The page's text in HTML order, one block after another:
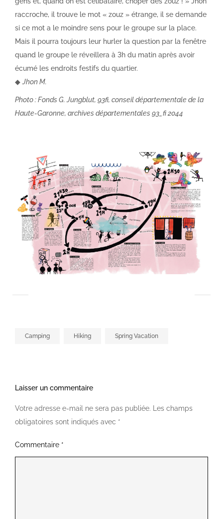
raccroche, il trouve le mot « zouz » étrange, il se demande
si ce mot a le moindre sens pour le groupe sur la place.
Mais il pourra toujours leur hurler la question par la fenêtre
quand le groupe le réveillera à 3h du matin après avoir
écumé les endroits festifs du quartier.
◆Jhon M.
Photo : Fonds G. Jungblut, 93fi, conseil départementale de la
Haute-Garonne, archives départementales 93_ fi2044
Camping Hiking Spring Vacation
Laisser un commentaire
Votre adresse e-mail ne sera pas publiée.
Les champs
obligatoires sont indiqués avec *
Commentaire *